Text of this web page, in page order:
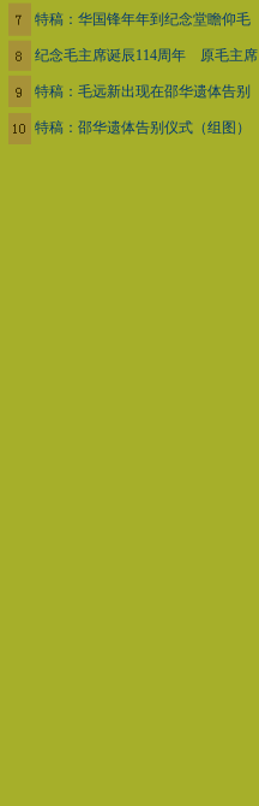
特稿：华国锋年年到纪念堂瞻仰毛
纪念毛主席诞辰114周年 原毛主席
特稿：毛远新出现在邵华遗体告别
特稿：邵华遗体告别仪式（组图）